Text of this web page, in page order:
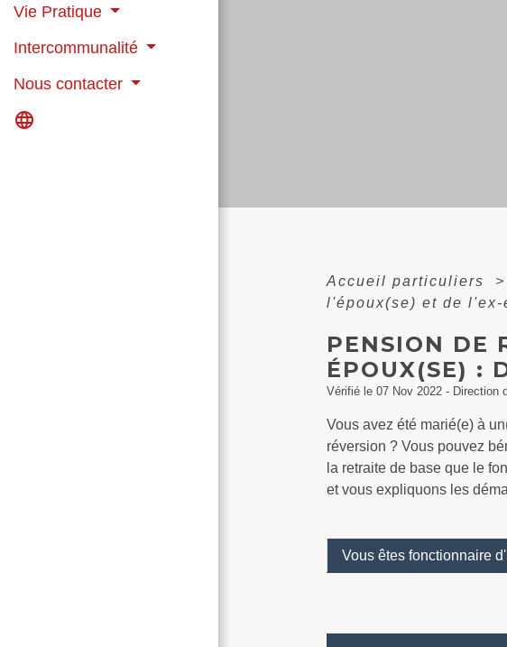
Vie Pratique
Intercommunalité
Nous contacter
language
Accueil particuliers >
l'époux(se) et de
PENSION DE
ÉPOUX(SE) :
Vérifié le 07 Nov 2022 - Direction
Vous avez été marié(e) à
réversion ? Vous pouvez
la retraite de base que le
et vous expliquons les
Vous êtes fonctionnaire